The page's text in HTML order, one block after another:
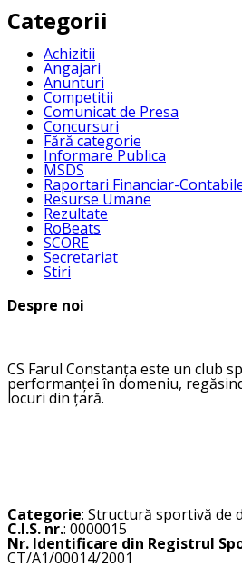
Categorii
Achizitii
Angajari
Anunturi
Competitii
Comunicat de Presa
Concursuri
Fără categorie
Informare Publica
MSDS
Raportari Financiar-
Resurse Umane
Rezultate
RoBeats
SCORE
Secretariat
Stiri
Despre noi
CS Farul Constanța este un club
performanței în domeniu,
locuri din țară.
Categorie: Structură sportivă de
C.I.S. nr.: 0000015
Nr. Identificare din Registrul
CT/A1/00014/2001